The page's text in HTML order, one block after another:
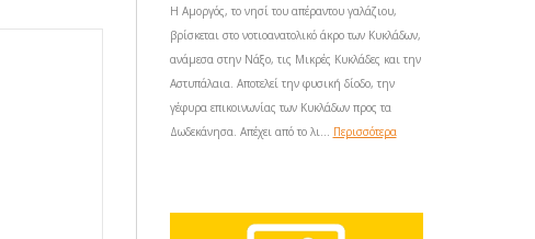
Η Αμοργός, το νησί του απέραντου γαλάζιου,
βρίσκεται στο νοτιοανατολικό άκρο των Κυκλάδων,
ανάμεσα στην Νάξο, τις Μικρές Κυκλάδες και την
Αστυπάλαια. Αποτελεί την φυσική δίοδο, την
γέφυρα επικοινωνίας των Κυκλάδων προς τα
Δωδεκάνησα. Απέχει από το λι... Περισσότερα